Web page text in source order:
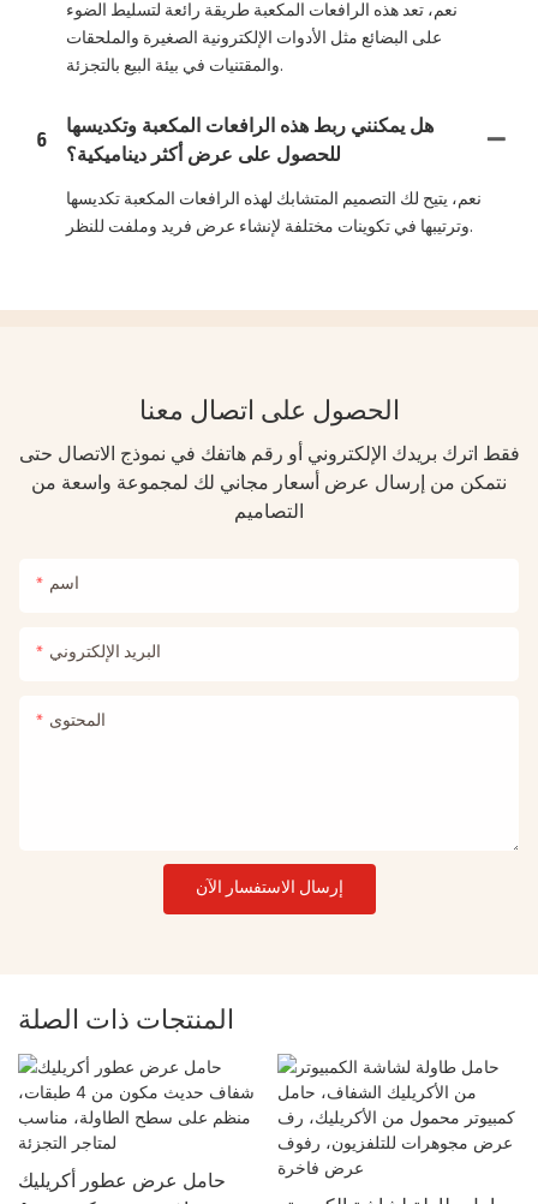
نعم، تعد هذه الرافعات المكعبة طريقة رائعة لتسليط الضوء
على البضائع مثل الأدوات الإلكترونية الصغيرة والملحقات
والمقتنيات في بيئة البيع بالتجزئة.
6
هل يمكنني ربط هذه الرافعات المكعبة وتكديسها
للحصول على عرض أكثر ديناميكية؟
نعم، يتيح لك التصميم المتشابك لهذه الرافعات المكعبة تكديسها
وترتيبها في تكوينات مختلفة لإنشاء عرض فريد وملفت للنظر.
الحصول على اتصال معنا
فقط اترك بريدك الإلكتروني أو رقم هاتفك في نموذج الاتصال حتى
نتمكن من إرسال عرض أسعار مجاني لك لمجموعة واسعة من
التصاميم
اسم
البريد الإلكتروني
المحتوى
إرسال الاستفسار الآن
المنتجات ذات الصلة
حامل عرض عطور أكريليك